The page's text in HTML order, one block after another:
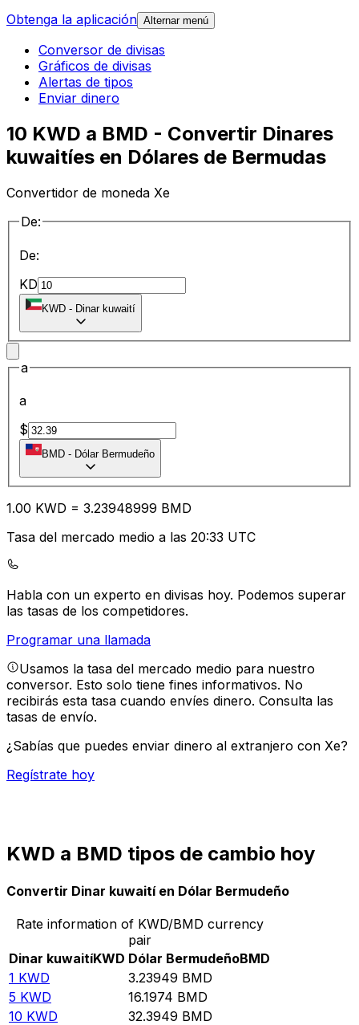
Obtenga la aplicación Alternar menú
Conversor de divisas
Gráficos de divisas
Alertas de tipos
Enviar dinero
10 KWD a BMD - Convertir Dinares
kuwaitíes en Dólares de Bermudas
Convertidor de moneda Xe
De:
De:
KD
KWD - Dinar kuwaití
a
a
$
BMD - Dólar Bermudeño
1.00 KWD = 3.23948999 BMD
Tasa del mercado medio a las 20:33 UTC
Habla con un experto en divisas hoy. Podemos superar
las tasas de los competidores.
Programar una llamada
Usamos la tasa del mercado medio para nuestro
conversor. Esto solo tiene fines informativos. No
recibirás esta tasa cuando envíes dinero. Consulta las
tasas de envío.
¿Sabías que puedes enviar dinero al extranjero con Xe?
Regístrate hoy
KWD a BMD tipos de cambio hoy
Convertir Dinar kuwaití en Dólar Bermudeño
Rate information of KWD/BMD currency
pair
Dinar kuwaitíKWD Dólar BermudeñoBMD
1 KWD 3.23949 BMD
5 KWD 16.1974 BMD
10 KWD 32.3949 BMD